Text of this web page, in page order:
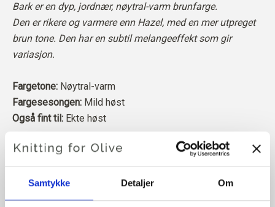
Samtykke Detaljer Om
Bark er en dyp, jordnær, nøytral-varm brunfarge.
Den er rikere og varmere enn Hazel, med en mer utpreget
brun tone. Den har en subtil melangeeffekt som gir
variasjon.
Fargetone: Nøytral-varm
Fargesesongen: Mild høst
Også fint til: Ekte høst
Merinoullen vår kommer fra sauer som er avlet opp i
Patagonia, der mulesing ikke praktiseres. Ullen kan
spores direkte tilbake til gården den kommer fra. På
denne måten vet vi nøyaktig hvilken gård, hvilke bønder og